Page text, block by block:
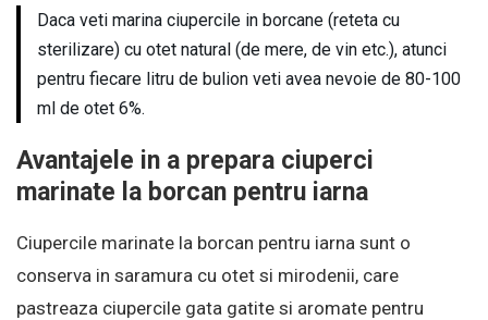
Daca veti marina ciupercile in borcane (reteta cu
sterilizare) cu otet natural (de mere, de vin etc.), atunci
pentru fiecare litru de bulion veti avea nevoie de 80-100
ml de otet 6%.
Avantajele in a prepara ciuperci
marinate la borcan pentru iarna
Ciupercile marinate la borcan pentru iarna sunt o
conserva in saramura cu otet si mirodenii, care
pastreaza ciupercile gata gatite si aromate pentru